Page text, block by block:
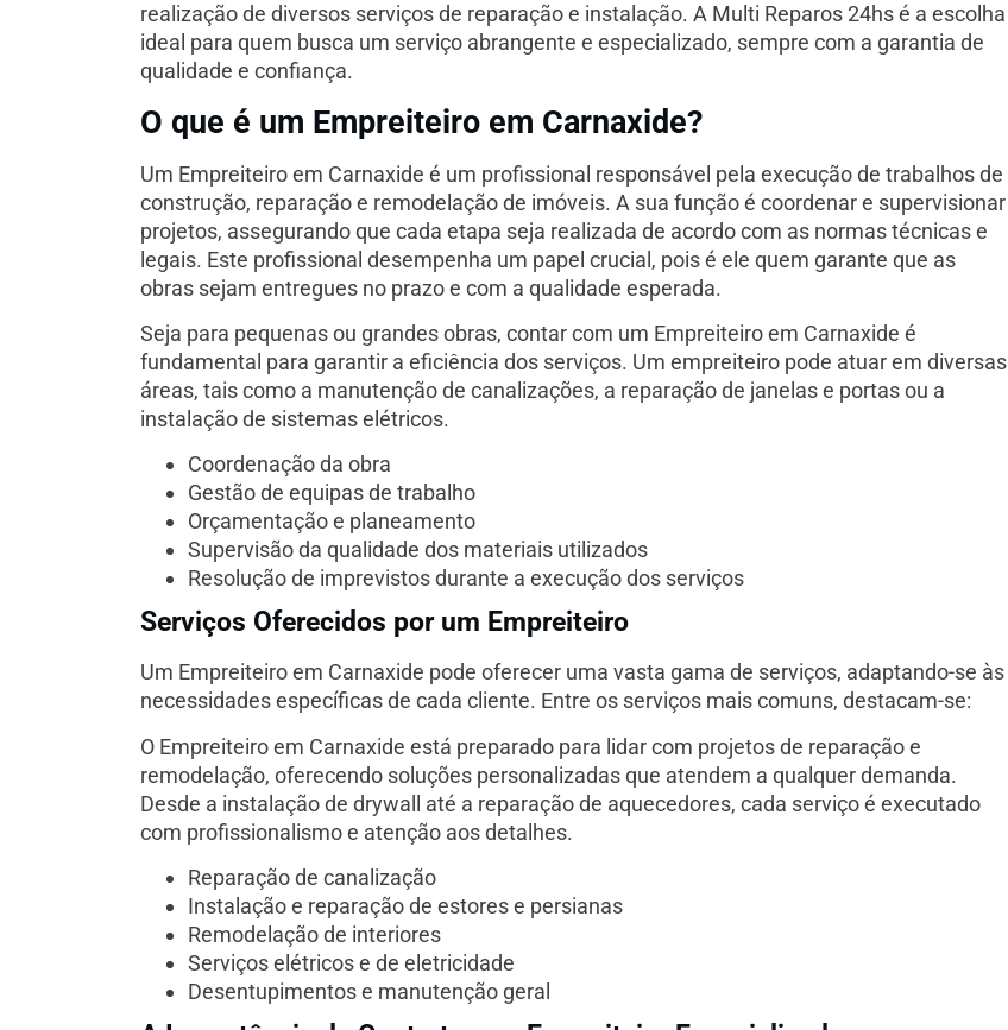
realização de diversos serviços de reparação e instalação. A Multi Reparos 24hs é a escolha
ideal para quem busca um serviço abrangente e especializado, sempre com a garantia de
qualidade e confiança.
O que é um Empreiteiro em Carnaxide?
Um Empreiteiro em Carnaxide é um profissional responsável pela execução de trabalhos de
construção, reparação e remodelação de imóveis. A sua função é coordenar e supervisionar
projetos, assegurando que cada etapa seja realizada de acordo com as normas técnicas e
legais. Este profissional desempenha um papel crucial, pois é ele quem garante que as
obras sejam entregues no prazo e com a qualidade esperada.
Seja para pequenas ou grandes obras, contar com um Empreiteiro em Carnaxide é
fundamental para garantir a eficiência dos serviços. Um empreiteiro pode atuar em diversas
áreas, tais como a manutenção de canalizações, a reparação de janelas e portas ou a
instalação de sistemas elétricos.
Coordenação da obra
Gestão de equipas de trabalho
Orçamentação e planeamento
Supervisão da qualidade dos materiais utilizados
Resolução de imprevistos durante a execução dos serviços
Serviços Oferecidos por um Empreiteiro
Um Empreiteiro em Carnaxide pode oferecer uma vasta gama de serviços, adaptando-se às
necessidades específicas de cada cliente. Entre os serviços mais comuns, destacam-se:
O Empreiteiro em Carnaxide está preparado para lidar com projetos de reparação e
remodelação, oferecendo soluções personalizadas que atendem a qualquer demanda.
Desde a instalação de drywall até a reparação de aquecedores, cada serviço é executado
com profissionalismo e atenção aos detalhes.
Reparação de canalização
Instalação e reparação de estores e persianas
Remodelação de interiores
Serviços elétricos e de eletricidade
Desentupimentos e manutenção geral